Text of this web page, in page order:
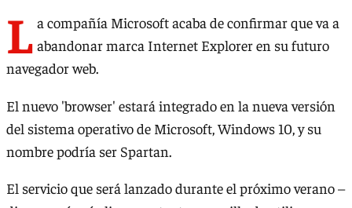
L a compañía Microsoft acaba de confirmar que va a
abandonar marca Internet Explorer en su futuro
navegador web.
El nuevo 'browser' estará integrado en la nueva versión
del sistema operativo de Microsoft, Windows 10, y su
nombre podría ser Spartan.
El servicio que será lanzado durante el próximo verano –